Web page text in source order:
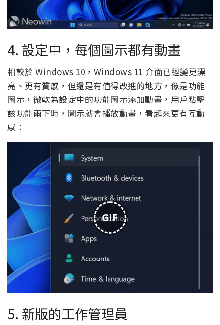
4. 設定中，每個圖示都有動畫
相較於 Windows 10，Windows 11 介面已經變更漂
亮、更有質感，但還是有值得改進的地方，像是功能
圖示，微軟為設定中的功能圖示添加動畫，用戶點擊
該功能兩下時，圖示就會播放動畫，看起來更有互動
感：
GIF
5. 新版的工作管理員